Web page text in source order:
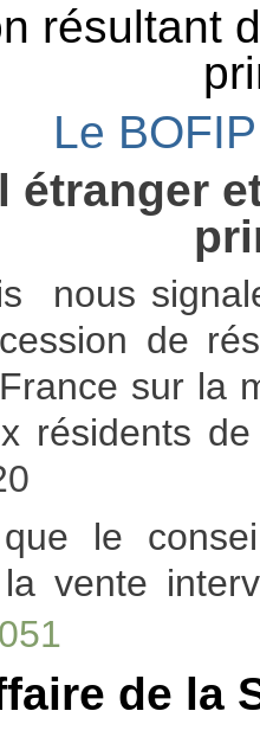
résultant
Le
étranger
nous
de
sur la
résidents
le
vente
de la